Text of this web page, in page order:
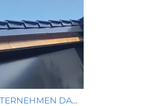
WEBSITE FÜR DAS UNTERNEHMEN DACH DAUERHAFT OG